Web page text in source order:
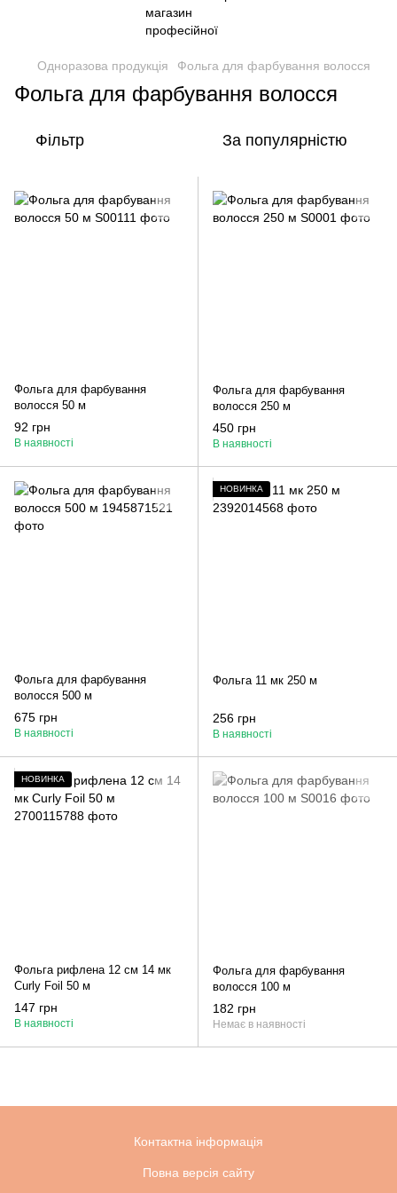
Одноразова продукція Фольга для фарбування волосся
Фольга для фарбування волосся
Фільтр За популярністю
Фольга для фарбування
волосся 50 м
92 грн
В наявності
Фольга для фарбування
волосся 250 м
450 грн
В наявності
Фольга для фарбування
волосся 500 м
675 грн
В наявності
НОВИНКА
Фольга 11 мк 250 м
256 грн
В наявності
НОВИНКА
Фольга рифлена 12 см 14 мк
Curly Foil 50 м
147 грн
В наявності
Фольга для фарбування
волосся 100 м
182 грн
Немає в наявності
Контактна інформація
Повна версія сайту